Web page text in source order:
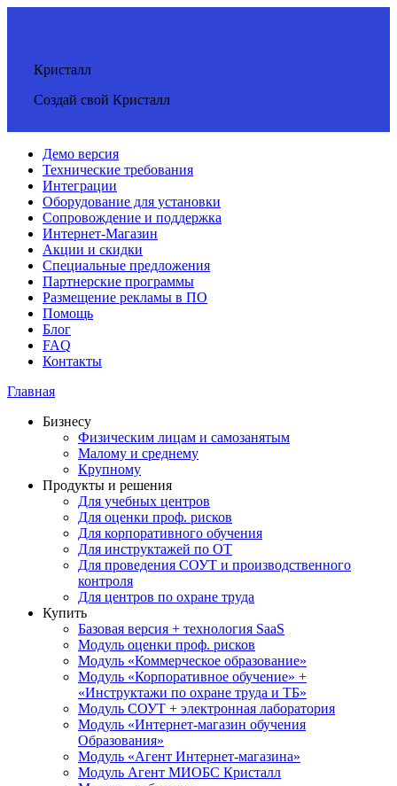
Кристалл
Создай свой Кристалл
Демо версия
Технические требования
Интеграции
Оборудование для установки
Сопровождение и поддержка
Интернет-Магазин
Акции и скидки
Специальные предложения
Партнерские программы
Размещение рекламы в ПО
Помощь
Блог
FAQ
Контакты
Главная
Бизнесу
Физическим лицам и самозанятым
Малому и среднему
Крупному
Продукты и решения
Для учебных центров
Для оценки проф. рисков
Для корпоративного обучения
Для инструктажей по ОТ
Для проведения СОУТ и производственного
контроля
Для центров по охране труда
Купить
Базовая версия + технология SaaS
Модуль оценки проф. рисков
Модуль «Коммерческое образование»
Модуль «Корпоративное обучение» +
«Инструктажи по охране труда и ТБ»
Модуль СОУТ + электронная лаборатория
Модуль «Интернет-магазин обучения
Образования»
Модуль «Агент Интернет-магазина»
Модуль Агент МИОБС Кристалл